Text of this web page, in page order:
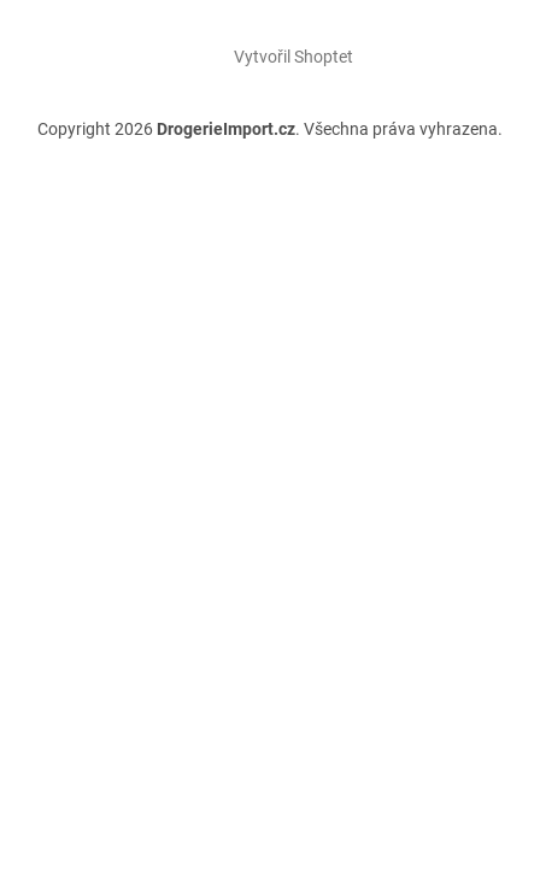
Vytvořil Shoptet
Copyright 2026 DrogerieImport.cz. Všechna práva vyhrazena.